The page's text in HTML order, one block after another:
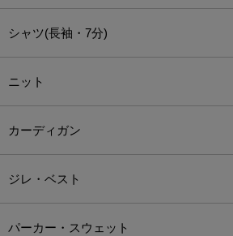
シャツ(長袖・7分)
ニット
カーディガン
ジレ・ベスト
パーカー・スウェット